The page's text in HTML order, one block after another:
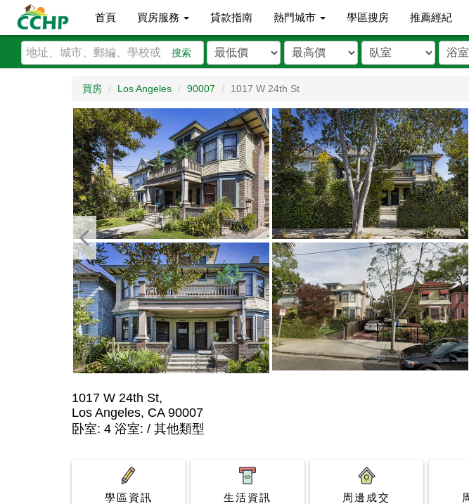
首頁 買房服務 貸款指南 熱門城市 學區搜房 推薦經紀
搜索
買房 Los Angeles 90007 1017 W 24th St
1017 W 24th St,
Los Angeles, CA 90007
卧室: 4 浴室: / 其他類型
學區資訊 生活資訊 周邊成交